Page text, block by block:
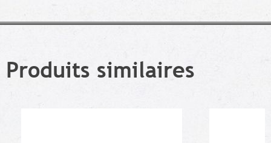
Produits similaires